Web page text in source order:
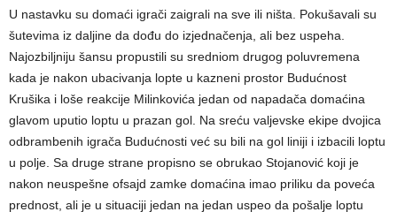
U nastavku su domaći igrači zaigrali na sve ili ništa. Pokušavali su
šutevima iz daljine da dođu do izjednačenja, ali bez uspeha.
Najozbiljniju šansu propustili su sredniom drugog poluvremena
kada je nakon ubacivanja lopte u kazneni prostor Budućnost
Krušika i loše reakcije Milinkovića jedan od napadača domaćina
glavom uputio loptu u prazan gol. Na sreću valjevske ekipe dvojica
odbrambenih igrača Budućnosti već su bili na gol liniji i izbacili loptu
u polje. Sa druge strane propisno se obrukao Stojanović koji je
nakon neuspešne ofsajd zamke domaćina imao priliku da poveća
prednost, ali je u situaciji jedan na jedan uspeo da pošalje loptu